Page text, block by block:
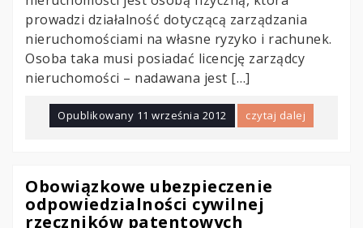
prowadzi działalność dotyczącą zarządzania
nieruchomościami na własne ryzyko i rachunek.
Osoba taka musi posiadać licencję zarządcy
nieruchomości – nadawana jest […]
Opublikowany 11 września 2012 czytaj dalej
Obowiązkowe ubezpieczenie
odpowiedzialności cywilnej
rzeczników patentowych